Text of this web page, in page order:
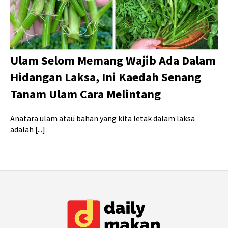
Ulam Selom Memang Wajib Ada Dalam
Hidangan Laksa, Ini Kaedah Senang
Tanam Ulam Cara Melintang
Anatara ulam atau bahan yang kita letak dalam laksa
adalah [...]